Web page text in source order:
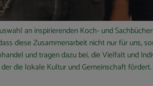
an inspirierenden Koch- und
diese Zusammenarbeit nicht nur für
und tragen dazu bei, die Vielfalt und
die lokale Kultur und Gemeinschaft